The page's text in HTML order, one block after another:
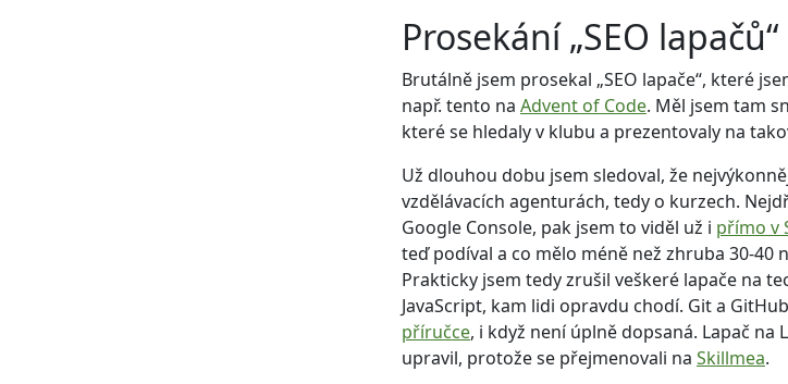
Prosekání „SEO lapačů“
Brutálně jsem prosekal „SEO lapače“, které
např. tento na Advent of Code. Měl jsem tam
které se hledaly v klubu a prezentovaly na
Už dlouhou dobu jsem sledoval, že
vzdělávacích agenturách, tedy o kurzech.
Google Console, pak jsem to viděl už i přímo v
teď podíval a co mělo méně než zhruba 30-40
Prakticky jsem tedy zrušil veškeré lapače na
JavaScript, kam lidi opravdu chodí. Git a
příručce, i když není úplně dopsaná. Lapač na
upravil, protože se přejmenovali na Skillmea.